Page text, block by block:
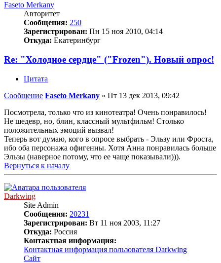
Faseto Merkany
Авторитет
Сообщения: 250
Зарегистрирован: Пн 15 ноя 2010, 04:14
Откуда: Екатеринбург
Re: "Холодное сердце" ("Frozen"). Новый опрос!
Цитата
Сообщение Faseto Merkany » Пт 13 дек 2013, 09:42
Посмотрела, только что из кинотеатра! Очень понравилось!
Не шедевр, но, блин, классный мультфильм! Столько
положительных эмоций вызвал!
Теперь вот думаю, кого в опросе выбрать - Эльзу или Фроста,
ибо оба персонажа офигенны. Хотя Анна понравилась больше
Эльзы (наверное потому, что ее чаще показывали))).
Вернуться к началу
Darkwing
Site Admin
Сообщения: 20231
Зарегистрирован: Вт 11 ноя 2003, 11:27
Откуда: Россия
Контактная информация:
Контактная информация пользователя Darkwing
Сайт